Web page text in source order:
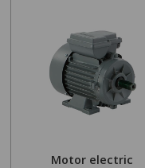
Motor electric